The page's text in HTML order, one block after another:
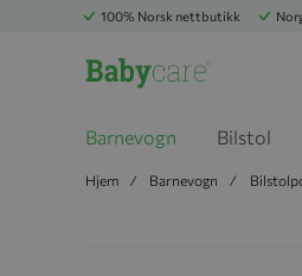
100% Norsk nettbutikk
Barnevogn Bilstol
Hjem Barnevogn